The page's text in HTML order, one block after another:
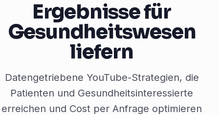
Ergebnisse für
Gesundheitswesen
liefern
Datengetriebene YouTube-Strategien, die
Patienten und Gesundheitsinteressierte
erreichen und Cost per Anfrage optimieren